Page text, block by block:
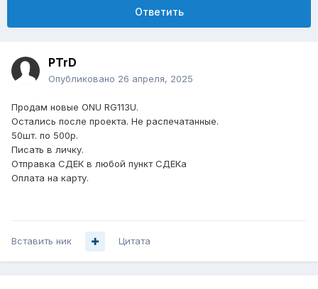
Ответить
PTrD
Опубликовано 26 апреля, 2025
Продам новые ONU RG113U.
Остались после проекта. Не распечатанные.
50шт. по 500р.
Писать в личку.
Отправка СДЕК в любой пункт СДЕКа
Оплата на карту.
Вставить ник Цитата